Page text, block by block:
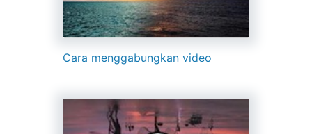
Cara menggabungkan video